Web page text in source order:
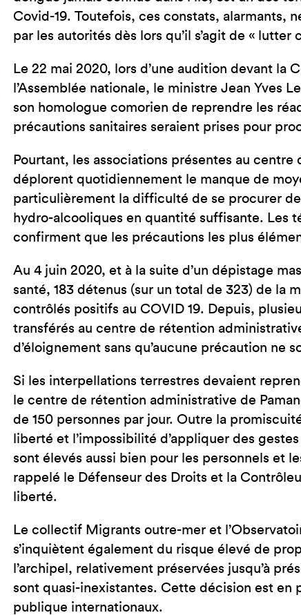
JE
Covid-19. Toutefois, ces constats, alarmants,
par les autorités dès lors qu’il s’agit de «
Le 22 mai 2020, lors d’une audition devant la
l’Assemblée nationale, le ministre Jean Yves
son homologue comorien de reprendre les
précautions sanitaires seraient prises pour
Pourtant, les associations présentes au
déplorent quotidiennement le manque de
particulièrement la difficulté de se procurer
hydro-alcooliques en quantité suffisante. Les
confirment que les précautions les plus
Au 4 juin 2020, et à la suite d’un dépistage
santé, 183 détenus (sur un total de 323) de la
contrôlés positifs au COVID 19. Depuis,
transférés au centre de rétention
d’éloignement sans qu’aucune précaution ne
Si les interpellations terrestres devaient
le centre de rétention administrative de
de 150 personnes par jour. Outre la
liberté et l’impossibilité d’appliquer des
sont élevés aussi bien pour les personnels et
rappelé le Défenseur des Droits et la
liberté.
Le collectif Migrants outre-mer et
s’inquiètent également du risque élevé de
l’archipel, relativement préservées jusqu’à
sont quasi-inexistantes. Cette décision est en
publique internationaux.